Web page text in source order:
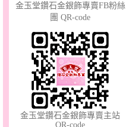
幸福洋溢～金銀鋼套鍊
金玉堂鑽石金銀飾專賣FB粉絲
團 QR-code
金玉堂鑽石金銀飾專賣主站
QR-code